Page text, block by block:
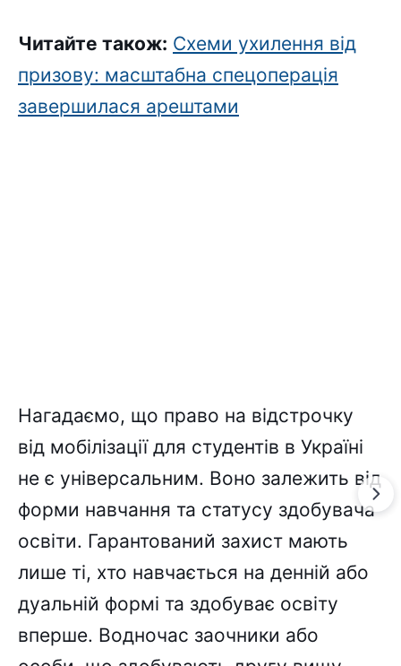
Читайте також: Схеми ухилення від
призову: масштабна спецоперація
завершилася арештами
Нагадаємо, що право на відстрочку
від мобілізації для студентів в Україні
не є універсальним. Воно залежить від
форми навчання та статусу здобувача
освіти. Гарантований захист мають
лише ті, хто навчається на денній або
дуальній формі та здобуває освіту
вперше. Водночас заочники або